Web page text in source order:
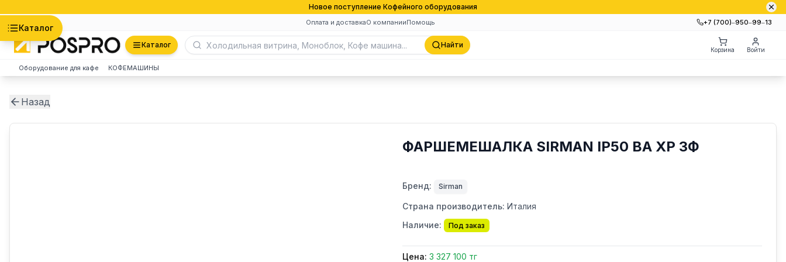
Новое поступление Кофейного оборудования
Оплата и доставкаО компанииПомощь +7 (700)‒950‒99‒13
Каталог
Каталог Найти
Корзина Войти
Оборудование для кафе КОФЕМАШИНЫ
Назад
ФАРШЕМЕШАЛКА SIRMAN IP50 BA XP 3Ф
Бренд: Sirman
Страна производитель: Италия
Наличие:
Под заказ
Цена: 3 327 100 тг